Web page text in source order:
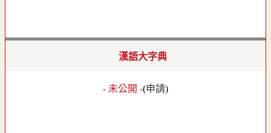
漢語大字典
- 未公開 -(申請)